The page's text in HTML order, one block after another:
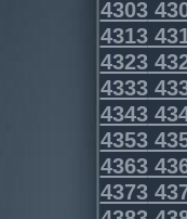
4303
4313
4323
4333
4343
4353
4363
4373